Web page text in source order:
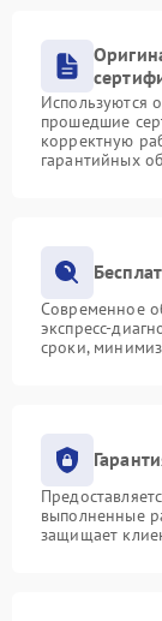
Используются
прошедшие
корректную
гарантийных
Современное
экспресс-
сроки,
выполненные
защищает